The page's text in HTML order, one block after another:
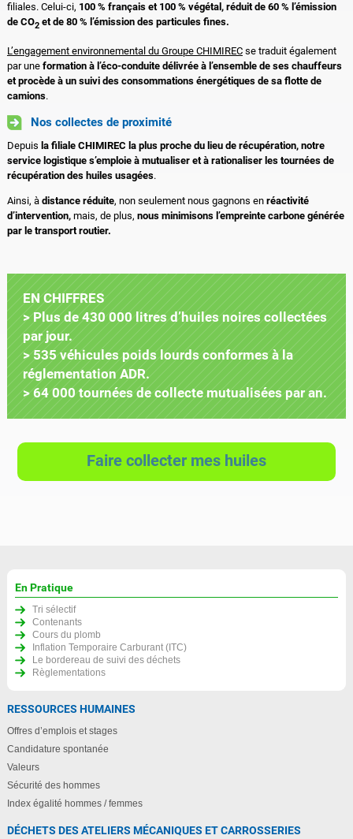
filiales. Celui-ci, 100 % français et 100 % végétal, réduit de 60 % l’émission
de CO2et de 80 % l’émission des particules fines.
L’engagement environnemental du Groupe CHIMIRECse traduit également
par une formation à l’éco-conduite délivrée à l’ensemble de ses chauffeurs
et procède à un suivi des consommations énergétiques de sa flotte de
camions.
Nos collectes de proximité
Depuis la filiale CHIMIREC la plus proche du lieu de récupération, notre
service logistique s’emploie à mutualiser et à rationaliser les tournées de
récupération des huiles usagées.
Ainsi, à distance réduite, non seulement nous gagnons en réactivité
d’intervention,mais, de plus, nous minimisons l’empreinte carbone générée
par le transport routier.
EN CHIFFRES
> Plus de 430 000 litres d’huiles noires collectées
par jour.
> 535 véhicules poids lourds conformes à la
réglementation ADR.
> 64 000 tournées de collecte mutualisées par an.
Faire collecter mes huiles
En Pratique
Tri sélectif
Contenants
Cours du plomb
Inflation Temporaire Carburant (ITC)
Le bordereau de suivi des déchets
Règlementations
RESSOURCES HUMAINES
Offres d’emplois et stages
Candidature spontanée
Valeurs
Sécurité des hommes
Index égalité hommes / femmes
DÉCHETS DES ATELIERS MÉCANIQUES ET CARROSSERIES